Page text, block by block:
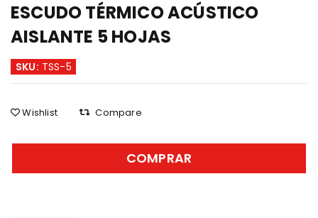
ESCUDO TÉRMICO ACÚSTICO
AISLANTE 5 HOJAS
SKU: TSS-5
Wishlist Compare
COMPRAR